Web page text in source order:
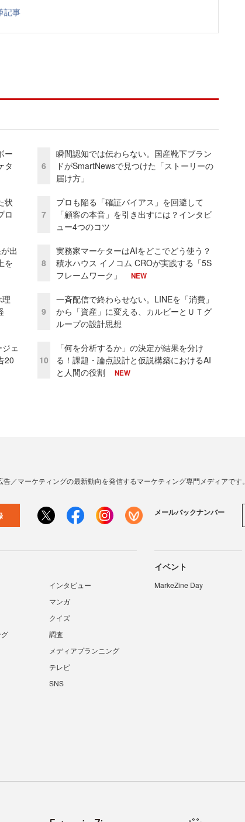
記事
ー
タ
状
ロ
出
を
理
ェ
20
6
瞬間認知では伝わらない。国産靴下ブラン
ドがSmartNewsで見つけた「ストーリーの
届け方」
7
プロも陥る「確証バイアス」を回避して
「顧客の本音」を引き出すには？インタビ
ュー4つのコツ
8
実務家マーケターはAIをどこでどう使う？
積水ハウス イノコム CROが実践する「5S
フレームワーク」
NEW
9
一斉配信で終わらせない。LINEを「消費」
から「資産」に変える、カルビーとＵＴグ
ループの設計思想
10
「何を分析するか」の決定が結果を分け
る！課題・論点設計と仮説構築におけるAI
と人間の役割
NEW
／マーケティングの最新動向を発信するマーケティング専門メディアです。
メールバックナンバー
インタビュー
マンガ
クイズ
調査
メディアプランニング
テレビ
SNS
イベント
MarkeZine Day